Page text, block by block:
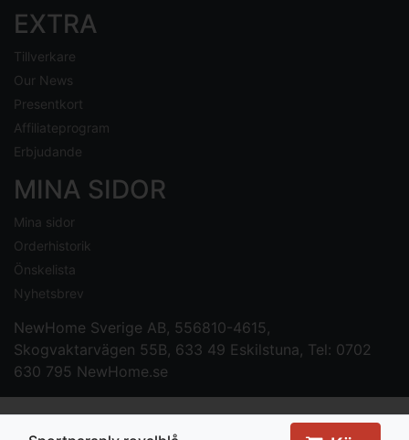
EXTRA
Tillverkare
Our News
Presentkort
Affiliateprogram
Erbjudande
MINA SIDOR
Mina sidor
Orderhistorik
Önskelista
Nyhetsbrev
NewHome Sverige AB, 556810-4615,
Skogvaktarvägen 55B, 633 49 Eskilstuna, Tel: 0702
630 795 NewHome.se